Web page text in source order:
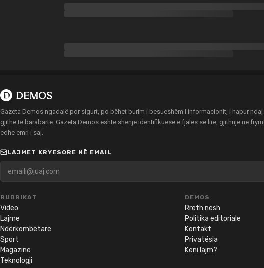
Gazeta Demos ngadalë por sigurt, po bëhet burim i besueshëm i informacionit, i hapur
gjithë të barabartë. Gazeta Demos është shenjë identifikuese e fjalës së lirë, gjithnjë në
edhe emri i saj.
LAJMET KRYESORE NË EMAIL
RUBRIKAT
Video
Lajme
Ndërkombëtare
Sport
Magazine
Teknologji
DEMOS
Rreth nesh
Politika editoriale
Kontakt
Privatësia
Keni lajm?